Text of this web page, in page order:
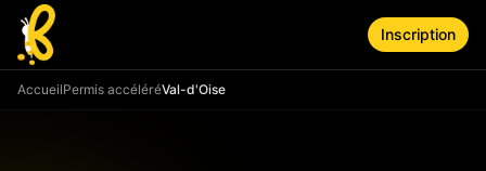
Aller au contenu principal
Inscription
AccueilPermis accéléréVal-d'Oise